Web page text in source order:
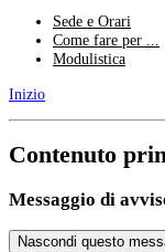
Sede e Orari
Come fare per ...
Modulistica
Inizio
Contenuto
Messaggio di
Nascondi questo